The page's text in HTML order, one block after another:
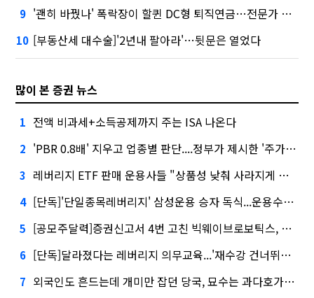
9 '괜히 바꿨나' 폭락장이 할퀸 DC형 퇴직연금…전문가 조언은
10 [부동산세 대수술]'2년내 팔아라'…뒷문은 열었다
많이 본 증권 뉴스
1 전액 비과세+소득공제까지 주는 ISA 나온다
2 'PBR 0.8배' 지우고 업종별 판단....정부가 제시한 '주가 누르기' 방지법
3 레버리지 ETF 판매 운용사들 "상품성 낮춰 사라지게 해야"…일부 신중론도
4 [단독]'단일종목레버리지' 삼성운용 승자 독식...운용수익 미래에셋의 6배
5 [공모주달력]증권신고서 4번 고친 빅웨이브로보틱스, 수요예측
6 [단독]달라졌다는 레버리지 의무교육...'재수강 건너뛰기' 허점
7 외국인도 흔드는데 개미만 잡던 당국, 묘수는 과다호가부담금?